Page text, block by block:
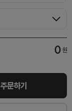
0 원
주문하기